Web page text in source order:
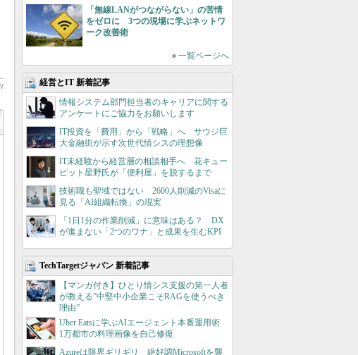
「無線LANがつながらない」の苦情
をゼロに 3つの現場に学ぶネットワ
ーク改善術
» 一覧ページへ
経営とIT 新着記事
情報システム部門担当者のキャリアに関する
アンケートにご協力をお願いします
IT投資を「費用」から「戦略」へ サウジ巨
大金融街が示す次世代情シスの理想像
IT未経験から経営層の相談相手へ 花キュー
ピット星野氏が「便利屋」を脱するまで
技術職も聖域ではない 2600人削減のVisaに
見る「AI組織転換」の現実
「1日1分の作業削減」に意味はある？ DX
が進まない「2つのワナ」と成果を生むKPI
TechTargetジャパン 新着記事
【マンガ付き】ひとり情シス支援の第一人者
が教える”中堅中小企業こそRAGを使うべき
理由”
Uber Eatsに学ぶAIエージェント本番運用術
1万都市の料理画像を自己修復
Azureは限界ギリギリ 絶好調Microsoftを襲